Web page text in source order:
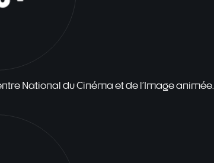
National du Cinéma et de l'Image animée.